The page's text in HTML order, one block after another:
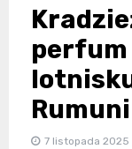
perfum
Rumuni
7 listopada 2025